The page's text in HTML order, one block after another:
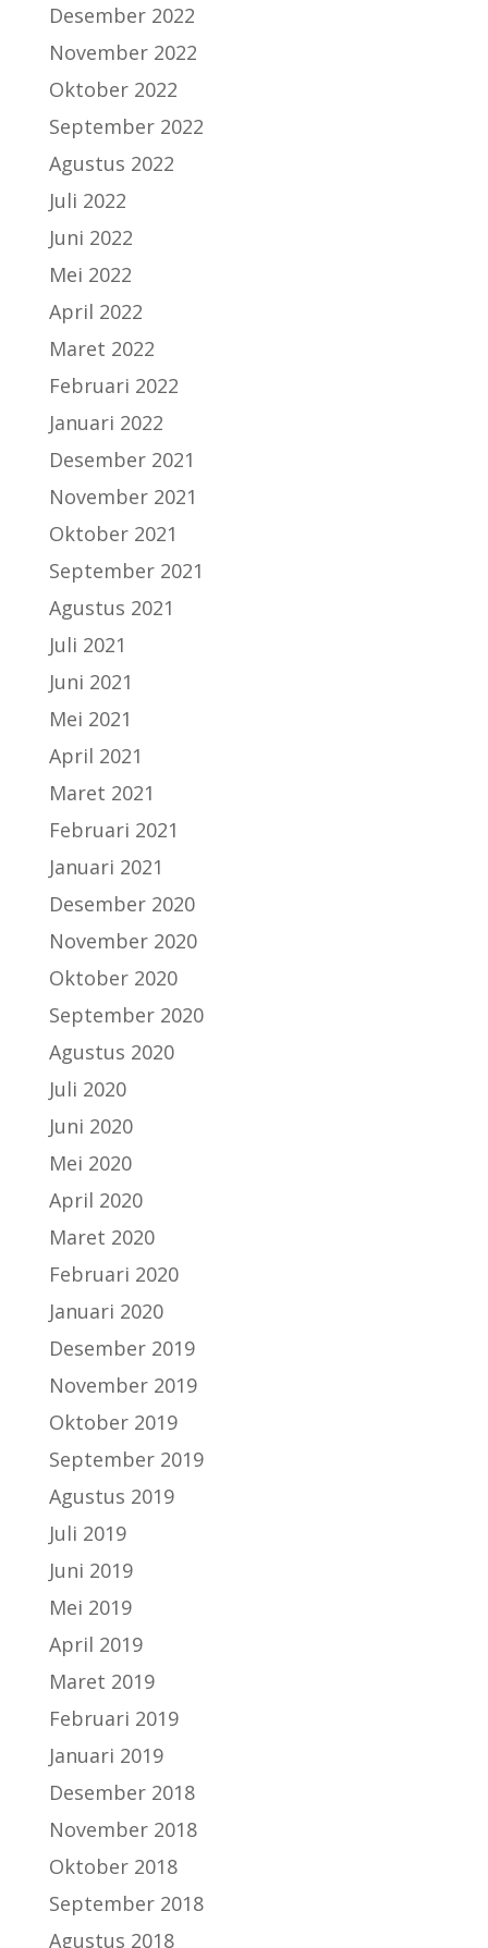
Desember 2022
November 2022
Oktober 2022
September 2022
Agustus 2022
Juli 2022
Juni 2022
Mei 2022
April 2022
Maret 2022
Februari 2022
Januari 2022
Desember 2021
November 2021
Oktober 2021
September 2021
Agustus 2021
Juli 2021
Juni 2021
Mei 2021
April 2021
Maret 2021
Februari 2021
Januari 2021
Desember 2020
November 2020
Oktober 2020
September 2020
Agustus 2020
Juli 2020
Juni 2020
Mei 2020
April 2020
Maret 2020
Februari 2020
Januari 2020
Desember 2019
November 2019
Oktober 2019
September 2019
Agustus 2019
Juli 2019
Juni 2019
Mei 2019
April 2019
Maret 2019
Februari 2019
Januari 2019
Desember 2018
November 2018
Oktober 2018
September 2018
Agustus 2018